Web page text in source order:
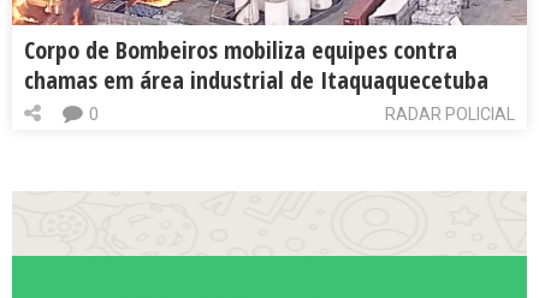
Corpo de Bombeiros mobiliza equipes contra
chamas em área industrial de Itaquaquecetuba
RADAR POLICIAL
0